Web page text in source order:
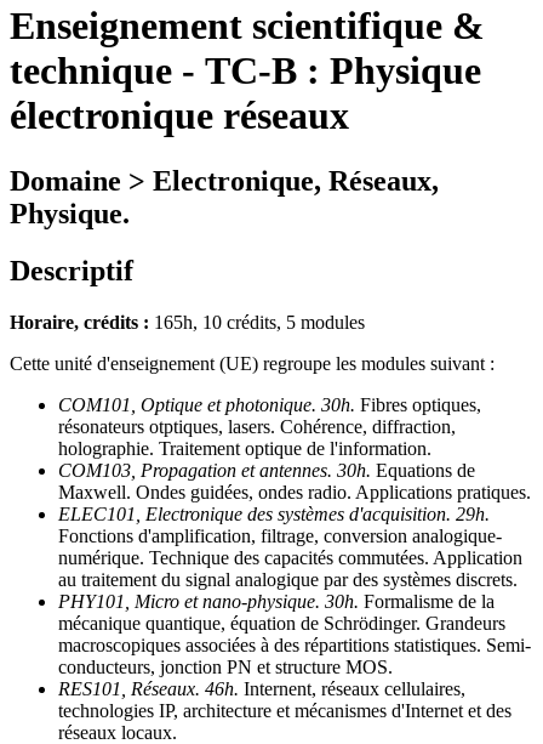
Enseignement scientifique &
technique - TC-B : Physique
électronique réseaux
Domaine > Electronique, Réseaux,
Physique.
Descriptif
Horaire, crédits : 165h, 10 crédits, 5 modules
Cette unité d'enseignement (UE) regroupe les modules suivant :
COM101, Optique et photonique. 30h. Fibres optiques,
résonateurs otptiques, lasers. Cohérence, diffraction,
holographie. Traitement optique de l'information.
COM103, Propagation et antennes. 30h. Equations de
Maxwell. Ondes guidées, ondes radio. Applications pratiques.
ELEC101, Electronique des systèmes d'acquisition. 29h.
Fonctions d'amplification, filtrage, conversion analogique-
numérique. Technique des capacités commutées. Application
au traitement du signal analogique par des systèmes discrets.
PHY101, Micro et nano-physique. 30h. Formalisme de la
mécanique quantique, équation de Schrödinger. Grandeurs
macroscopiques associées à des répartitions statistiques. Semi-
conducteurs, jonction PN et structure MOS.
RES101, Réseaux. 46h. Internent, réseaux cellulaires,
technologies IP, architecture et mécanismes d'Internet et des
réseaux locaux.